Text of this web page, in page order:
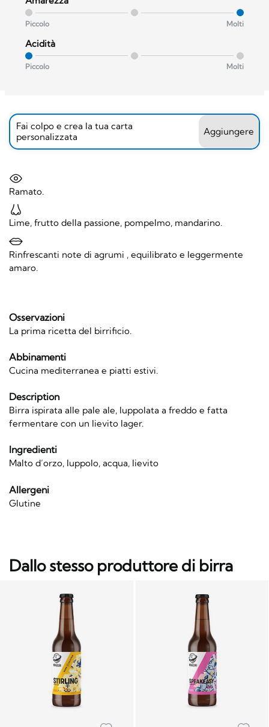
Piccolo Molti
Acidità
Piccolo Molti
Fai colpo e crea la tua carta
personalizzata
Aggiungere
Ramato.
Lime, frutto della passione, pompelmo, mandarino.
Rinfrescanti note di agrumi , equilibrato e leggermente
amaro.
Osservazioni
La prima ricetta del birrificio.
Abbinamenti
Cucina mediterranea e piatti estivi.
Description
Birra ispirata alle pale ale, luppolata a freddo e fatta
fermentare con un lievito lager.
Ingredienti
Malto d’orzo, luppolo, acqua, lievito
Allergeni
Glutine
Dallo stesso produttore di birra